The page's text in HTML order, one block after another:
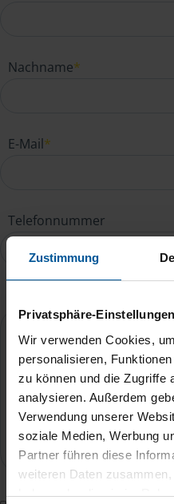
Zustimmung
Privatsphäre-Einstellungen
Wir verwenden Cookies,
personalisieren,
zu können und die Zugriffe
analysieren. Außerdem
Verwendung unserer
soziale Medien, Werbung
Partner führen diese
weiteren Daten
haben oder die sie im
Nachname*
E-Mail*
Telefonnummer